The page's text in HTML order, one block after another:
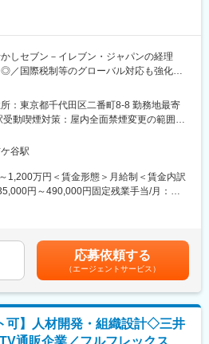
する指導業務
業務指導、問合せ対応
る税務業務全般
準）関連業務＞
対応
しているため、サポートの立ち位置で業
グローバル推進（国際税制・IFRS）／数
トの経理面での推進・寄与
30名（本社勤務）
40代前半の副部門長のもとで業務推進い
、キャリア形成することが可能です。
いきたい方⇒マネジメント
かしセブン－イレブン・ジャパンの経理
◎／国際税制等のグローバル対応も強化中
算、年次決算、税務申告、会計監査、税
だきます。
、新たな商品・サービス・事業展開に伴
がら会計面でのコンサルティング（会計
を中心とした税務業務全般
業務
：東京都千代田区二番町8-8 勤務地最寄
動喫煙対策：屋内全面禁煙変更の範囲：
谷駅
1,200万円＜賃金形態＞月給制＜賃金内訳
円～490,000円固定残業手当/月：
なります。詳細は内定時にお伝えしま
昇給：年1回（4月）■賞与：年2回（7月・
目安の金額であり、選考を通じて上下す
給(月額)は固定手当を含めた表記です。
応募依頼する
（エージェントサービス）
可】人材開発・組織設計◇三井
通販企業／フルフレックス